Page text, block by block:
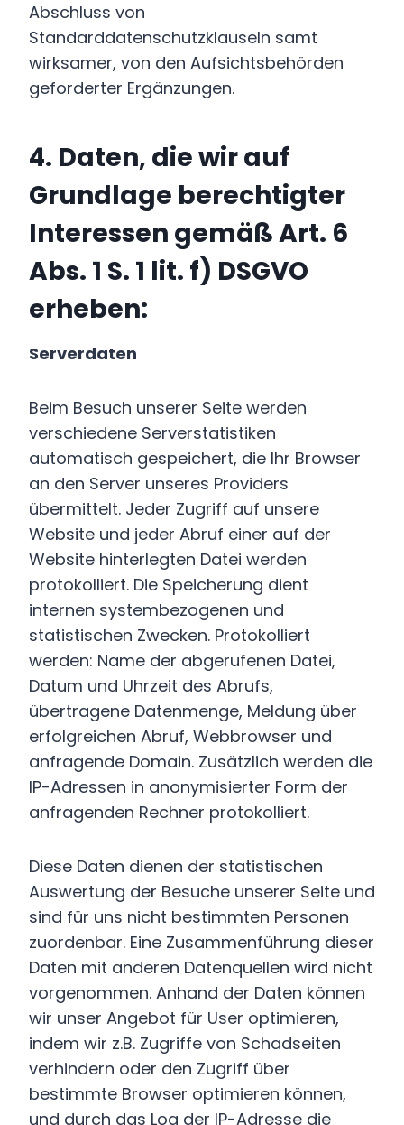
Abschluss von
Standarddatenschutzklauseln samt
wirksamer, von den Aufsichtsbehörden
geforderter Ergänzungen.
4. Daten, die wir auf
Grundlage berechtigter
Interessen gemäß Art. 6
Abs. 1 S. 1 lit. f) DSGVO
erheben:
Serverdaten
Beim Besuch unserer Seite werden
verschiedene Serverstatistiken
automatisch gespeichert, die Ihr Browser
an den Server unseres Providers
übermittelt. Jeder Zugriff auf unsere
Website und jeder Abruf einer auf der
Website hinterlegten Datei werden
protokolliert. Die Speicherung dient
internen systembezogenen und
statistischen Zwecken. Protokolliert
werden: Name der abgerufenen Datei,
Datum und Uhrzeit des Abrufs,
übertragene Datenmenge, Meldung über
erfolgreichen Abruf, Webbrowser und
anfragende Domain. Zusätzlich werden die
IP-Adressen in anonymisierter Form der
anfragenden Rechner protokolliert.
Diese Daten dienen der statistischen
Auswertung der Besuche unserer Seite und
sind für uns nicht bestimmten Personen
zuordenbar. Eine Zusammenführung dieser
Daten mit anderen Datenquellen wird nicht
vorgenommen. Anhand der Daten können
wir unser Angebot für User optimieren,
indem wir z.B. Zugriffe von Schadseiten
verhindern oder den Zugriff über
bestimmte Browser optimieren können,
und durch das Log der IP-Adresse die